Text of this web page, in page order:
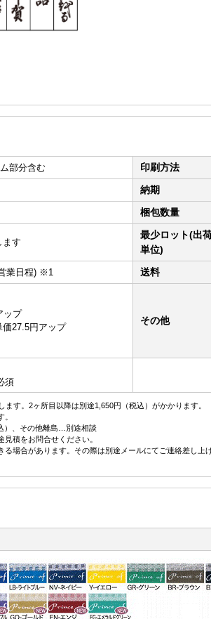
部分含む 印刷方法
納期
梱包数量
ます
最少ロット(出
単位)
業日程) ※1 送料
ップ
27.5円アップ
その他
須
す。2ヶ所目以降は別途1,650円（税込）がかかります。
）、その他離島…別途相談
積をお問合せください。
場合があります。その際は別途メールにてご連絡差し上げ